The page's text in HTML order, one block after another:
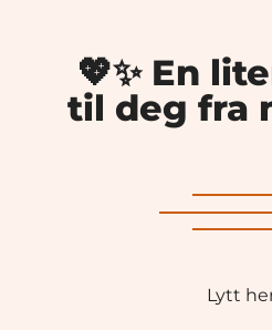
💖✨ En
til deg fra
Lytt